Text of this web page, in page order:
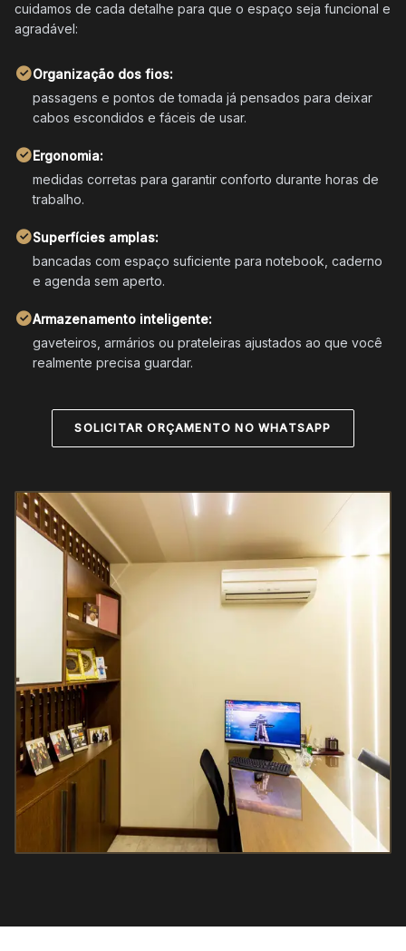
cuidamos de cada detalhe para que o espaço seja funcional e
agradável:
Organização dos fios:
passagens e pontos de tomada já pensados para deixar
cabos escondidos e fáceis de usar.
Ergonomia:
medidas corretas para garantir conforto durante horas de
trabalho.
Superfícies amplas:
bancadas com espaço suficiente para notebook, caderno
e agenda sem aperto.
Armazenamento inteligente:
gaveteiros, armários ou prateleiras ajustados ao que você
realmente precisa guardar.
SOLICITAR ORÇAMENTO NO WHATSAPP